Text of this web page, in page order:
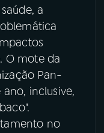
a
O mote da
Pan-
inclusive,
no